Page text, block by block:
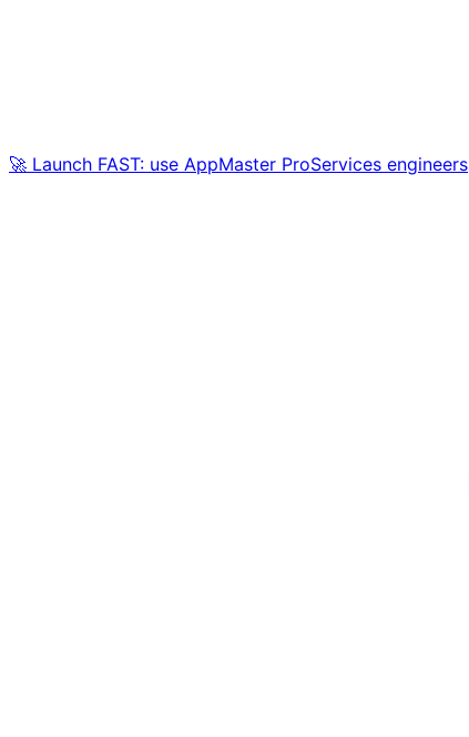
🚀 Launch FAST: use AppMaster ProServices engineers